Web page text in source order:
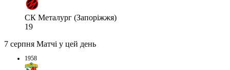
СК Металург (Запоріжжя)
19
7 серпня Матчі у цей день
1958